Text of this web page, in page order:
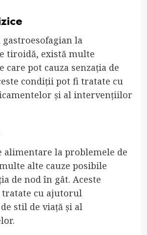
la
tiroidă, există multe
care pot cauza senzația de
condiții pot fi tratate cu
și al intervențiilor
alimentare la problemele de
alte cauze posibile
de nod în gât. Aceste
cu ajutorul
stil de viață și al